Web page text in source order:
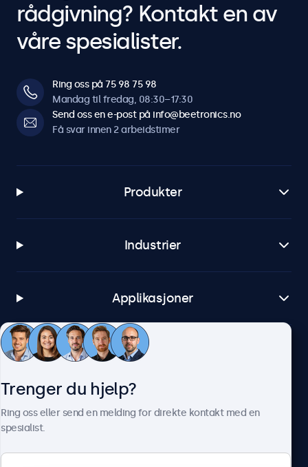
rådgivning? Kontakt en av
våre spesialister.
Ring oss på 75 98 75 98
Mandag til fredag, 08:30–17:30
Send oss en e-post på info@beetronics.no
Få svar innen 2 arbeidstimer
Produkter
Industrier
Applikasjoner
Kundeservice
Trenger du hjelp?
Ring oss eller send en melding for direkte kontakt med en
spesialist.